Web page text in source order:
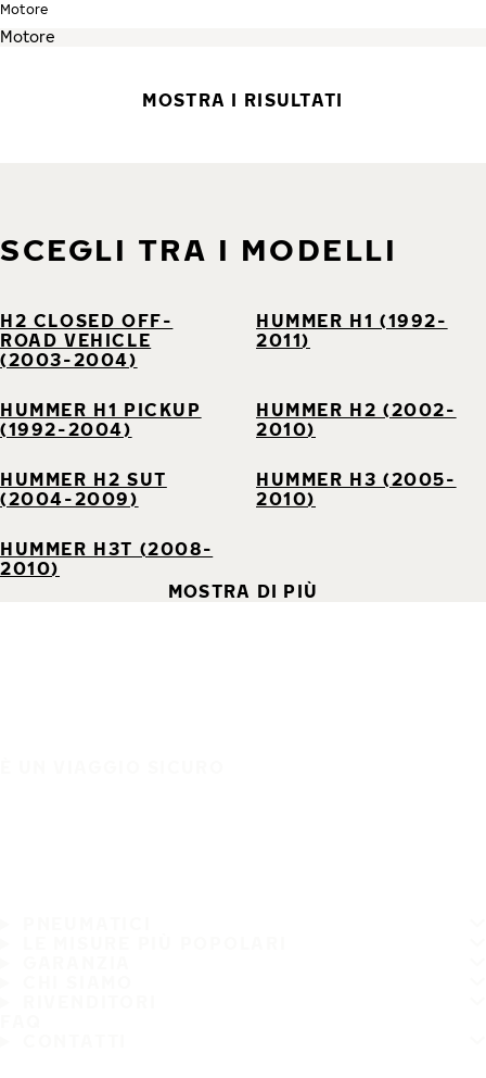
Motore
MOSTRA I RISULTATI
SCEGLI TRA I MODELLI
H2 CLOSED OFF-
ROAD VEHICLE
(2003-2004)
HUMMER H1 (1992-
2011)
HUMMER H1 PICKUP
(1992-2004)
HUMMER H2 (2002-
2010)
HUMMER H2 SUT
(2004-2009)
HUMMER H3 (2005-
2010)
HUMMER H3T (2008-
2010)
MOSTRA DI PIÙ